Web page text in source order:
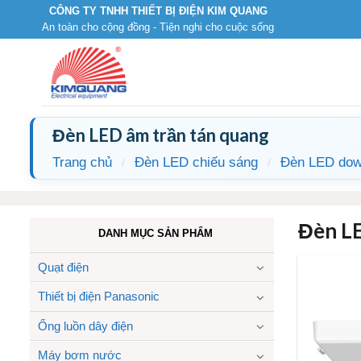
CÔNG TY TNHH THIẾT BỊ ĐIỆN KIM QUANG
An toàn cho cộng đồng - Tiện nghi cho cuộc sống
Đèn LED âm trần tán quang
Trang chủ / Đèn LED chiếu sáng / Đèn LED
DANH MỤC SẢN PHẨM
Quạt điện
Thiết bị điện Panasonic
Ống luồn dây điện
Máy bơm nước
Đèn